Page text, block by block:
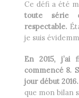
Heikala
RECHERCHE
Ce défi a été
toute série
respectable.
je suis
En 2015,
commencé 8.
jour début 2016.
que mon bilan